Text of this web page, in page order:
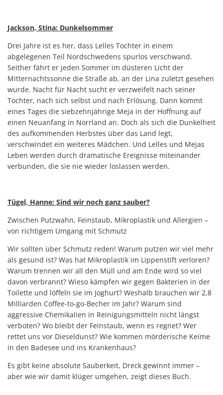
Jackson, Stina: Dunkelsommer
Drei Jahre ist es her, dass Lelles Tochter in einem
abgelegenen Teil Nordschwedens spurlos verschwand.
Seither fährt er jeden Sommer im düsteren Licht der
Mitternachtssonne die Straße ab, an der Lina zuletzt gesehen
wurde. Nacht für Nacht sucht er verzweifelt nach seiner
Tochter, nach sich selbst und nach Erlösung. Dann kommt
eines Tages die siebzehnjährige Meja in der Hoffnung auf
einen Neuanfang in Norrland an. Doch als sich die Dunkelheit
des aufkommenden Herbstes über das Land legt,
verschwindet ein weiteres Mädchen. Und Lelles und Mejas
Leben werden durch dramatische Ereignisse miteinander
verbunden, die sie nie wieder loslassen werden.
Tügel, Hanne: Sind wir noch ganz sauber?
Zwischen Putzwahn, Feinstaub, Mikroplastik und Allergien –
von richtigem Umgang mit Schmutz
Wir sollten über Schmutz reden! Warum putzen wir viel mehr
als gesund ist? Was hat Mikroplastik im Lippenstift verloren?
Warum trennen wir all den Müll und am Ende wird so viel
davon verbrannt? Wieso kämpfen wir gegen Bakterien in der
Toilette und löffeln sie im Joghurt? Weshalb brauchen wir 2,8
Milliarden Coffee-to-go-Becher im Jahr? Warum sind
aggressive Chemikalien in Reinigungsmitteln nicht längst
verboten? Wo bleibt der Feinstaub, wenn es regnet? Wer
rettet uns vor Dieseldunst? Wie kommen mörderische Keime
in den Badesee und ins Krankenhaus?
Es gibt keine absolute Sauberkeit, Dreck gewinnt immer –
aber wie wir damit klüger umgehen, zeigt dieses Buch.